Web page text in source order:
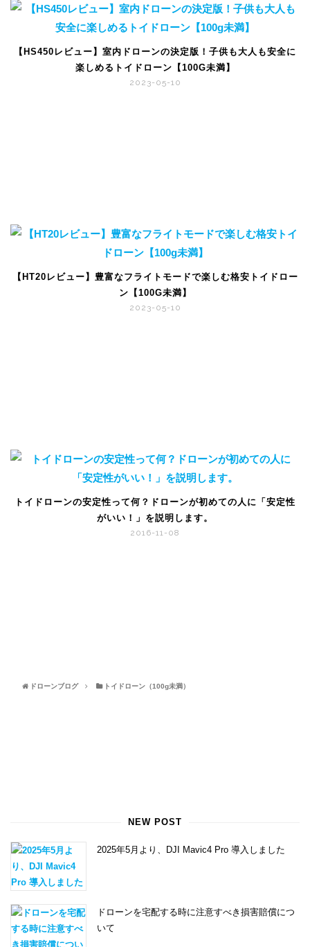
【HS450レビュー】室内ドローンの決定版！子供も大人も安全に
楽しめるトイドローン【100G未満】
2023-05-10
【HT20レビュー】豊富なフライトモードで楽しむ格安トイドロー
ン【100G未満】
2023-05-10
トイドローンの安定性って何？ドローンが初めての人に「安定性
がいい！」を説明します。
2016-11-08
ドローンブログ トイドローン（100g未満）
NEW POST
2025年5月より、DJI Mavic4 Pro 導入しました
ドローンを宅配する時に注意すべき損害賠償につ
いて